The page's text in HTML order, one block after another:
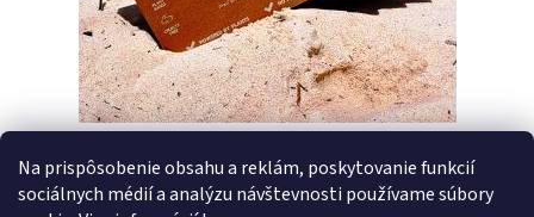
Na prispôsobenie obsahu a reklám, poskytovanie funkcií
sociálnych médií a analýzu návštevnosti používame súbory